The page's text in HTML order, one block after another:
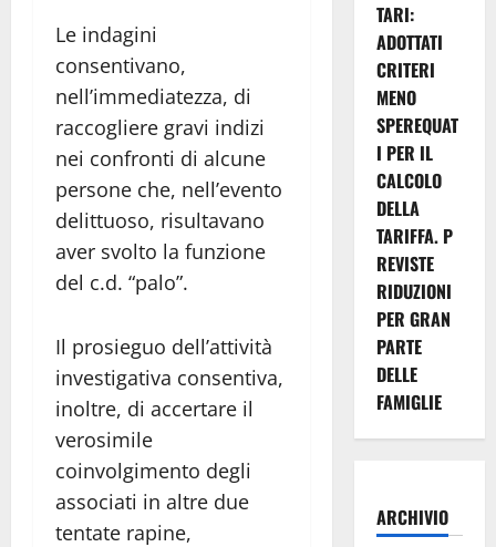
Le indagini
consentivano,
nell’immediatezza, di
raccogliere gravi indizi
nei confronti di alcune
persone che, nell’evento
delittuoso, risultavano
aver svolto la funzione
del c.d. “palo”.
Il prosieguo dell’attività
investigativa consentiva,
inoltre, di accertare il
verosimile
coinvolgimento degli
associati in altre due
tentate rapine,
TARI:
ADOTTATI
CRITERI
MENO
SPEREQUAT
I PER IL
CALCOLO
DELLA
TARIFFA. P
REVISTE
RIDUZIONI
PER GRAN
PARTE
DELLE
FAMIGLIE
ARCHIVIO